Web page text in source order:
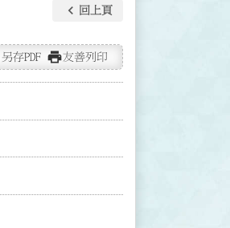
keyboard_arrow_left 回上頁
另存PDF print友善列印